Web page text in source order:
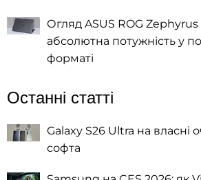
Огляд ASUS ROG Zephyrus
абсолютна потужність у
форматі
Останні статті
Galaxy S26 Ultra на власні
софта